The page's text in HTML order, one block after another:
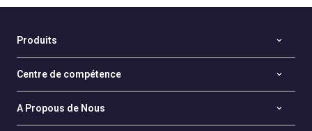
Produits
Centre de compétence
A Propous de Nous